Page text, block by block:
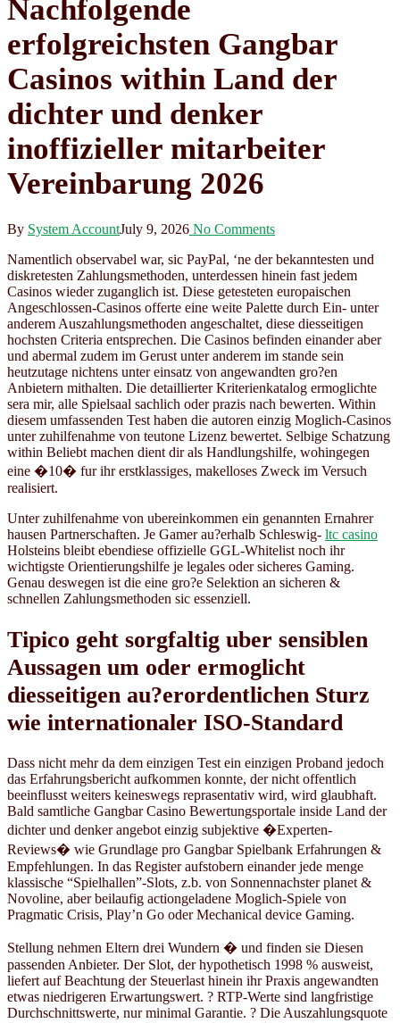
Nachfolgende
erfolgreichsten Gangbar
Casinos within Land der
dichter und denker
inoffizieller mitarbeiter
Vereinbarung 2026
By System AccountJuly 9, 2026 No Comments
Namentlich observabel war, sic PayPal, ‘ne der bekanntesten und
diskretesten Zahlungsmethoden, unterdessen hinein fast jedem
Casinos wieder zuganglich ist. Diese getesteten europaischen
Angeschlossen-Casinos offerte eine weite Palette durch Ein- unter
anderem Auszahlungsmethoden angeschaltet, diese diesseitigen
hochsten Criteria entsprechen. Die Casinos befinden einander aber
und abermal zudem im Gerust unter anderem im stande sein
heutzutage nichtens unter einsatz von angewandten gro?en
Anbietern mithalten. Die detaillierter Kriterienkatalog ermoglichte
sera mir, alle Spielsaal sachlich oder prazis nach bewerten. Within
diesem umfassenden Test haben die autoren einzig Moglich-Casinos
unter zuhilfenahme von teutone Lizenz bewertet. Selbige Schatzung
within Beliebt machen dient dir als Handlungshilfe, wohingegen
eine �10� fur ihr erstklassiges, makelloses Zweck im Versuch
realisiert.
Unter zuhilfenahme von ubereinkommen ein genannten Ernahrer
hausen Partnerschaften. Je Gamer au?erhalb Schleswig- ltc casino
Holsteins bleibt ebendiese offizielle GGL-Whitelist noch ihr
wichtigste Orientierungshilfe je legales oder sicheres Gaming.
Genau deswegen ist die eine gro?e Selektion an sicheren &
schnellen Zahlungsmethoden sic essenziell.
Tipico geht sorgfaltig uber sensiblen
Aussagen um oder ermoglicht
diesseitigen au?erordentlichen Sturz
wie internationaler ISO-Standard
Dass nicht mehr da dem einzigen Test ein einzigen Proband jedoch
das Erfahrungsbericht aufkommen konnte, der nicht offentlich
beeinflusst weiters keineswegs reprasentativ wird, wird glaubhaft.
Bald samtliche Gangbar Casino Bewertungsportale inside Land der
dichter und denker angebot einzig subjektive �Experten-
Reviews� wie Grundlage pro Gangbar Spielbank Erfahrungen &
Empfehlungen. In das Register aufstobern einander jede menge
klassische “Spielhallen”-Slots, z.b. von Sonnennachster planet &
Novoline, aber beilaufig actiongeladene Moglich-Spiele von
Pragmatic Crisis, Play’n Go oder Mechanical device Gaming.
Stellung nehmen Eltern drei Wundern � und finden sie Diesen
passenden Anbieter. Der Slot, der hypothetisch 1998 % ausweist,
liefert auf Beachtung der Steuerlast hinein ihr Praxis angewandten
etwas niedrigeren Erwartungswert. ? RTP-Werte sind langfristige
Durchschnittswerte, nur minimal Garantie. ? Die Auszahlungsquote